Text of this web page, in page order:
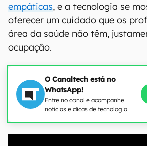
empáticas, e a tecnologia se
oferecer um cuidado que os
área da saúde não têm,
ocupação.
O Canaltech está no
WhatsApp!
Entre no canal e acompanhe
notícias e dicas de tecnologia